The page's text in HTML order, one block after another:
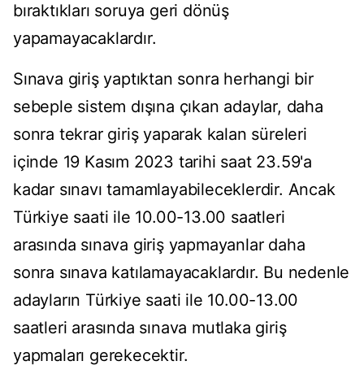
bıraktıkları soruya geri dönüş
yapamayacaklardır.
Sınava giriş yaptıktan sonra herhangi bir
sebeple sistem dışına çıkan adaylar, daha
sonra tekrar giriş yaparak kalan süreleri
içinde 19 Kasım 2023 tarihi saat 23.59'a
kadar sınavı tamamlayabileceklerdir. Ancak
Türkiye saati ile 10.00-13.00 saatleri
arasında sınava giriş yapmayanlar daha
sonra sınava katılamayacaklardır. Bu nedenle
adayların Türkiye saati ile 10.00-13.00
saatleri arasında sınava mutlaka giriş
yapmaları gerekecektir.